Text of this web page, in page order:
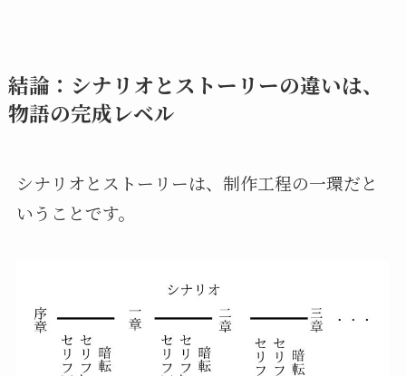
結論：シナリオとストーリーの違いは、
物語の完成レベル
シナリオとストーリーは、制作工程の一環だと
いうことです。